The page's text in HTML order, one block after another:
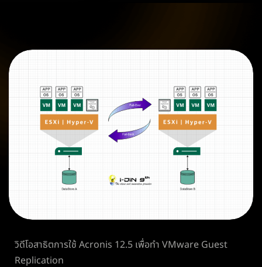
วิดีโอสาธิตการใช้ Acronis 12.5 เพื่อทำ VMware Guest
Replication